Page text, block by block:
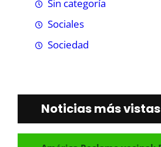
Sin categoría
Sociales
Sociedad
Noticias más vistas